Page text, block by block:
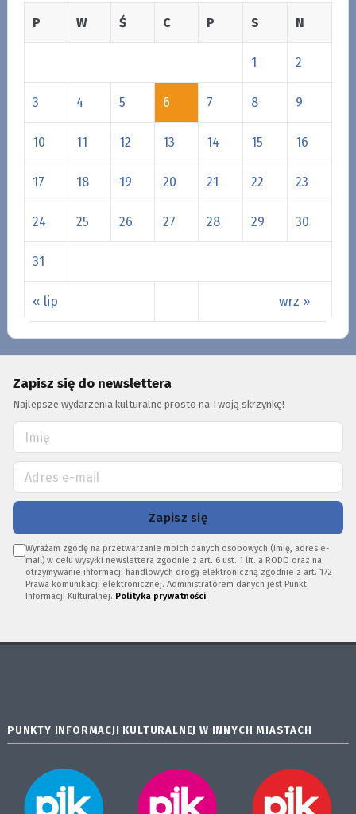
P W Ś C P S N
« lip wrz »
1 2
3 4 5 6 7 8 9
10 11 12 13 14 15 16
17 18 19 20 21 22 23
24 25 26 27 28 29 30
31
Zapisz się do newslettera
Najlepsze wydarzenia kulturalne prosto na Twoją skrzynkę!
Zapisz się
Wyrażam zgodę na przetwarzanie moich danych osobowych (imię, adres e-
mail) w celu wysyłki newslettera zgodnie z art. 6 ust. 1 lit. a RODO oraz na
otrzymywanie informacji handlowych drogą elektroniczną zgodnie z art. 172
Prawa komunikacji elektronicznej. Administratorem danych jest Punkt
Informacji Kulturalnej. Polityka prywatności.
PUNKTY INFORMACJI KULTURALNEJ W INNYCH MIASTACH